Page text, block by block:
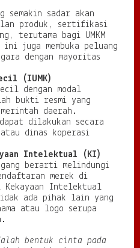
semakin sadar akan
produk, sertifikasi
terutama bagi UMKM
juga membuka peluang
dengan mayoritas
(IUMK)
dengan modal
bukti resmi yang
daerah.
dilakukan secara
dinas koperasi
Intelektual (KI)
berarti melindungi
merek di
Intelektual
ada pihak lain yang
atau logo serupa
bentuk cinta pada